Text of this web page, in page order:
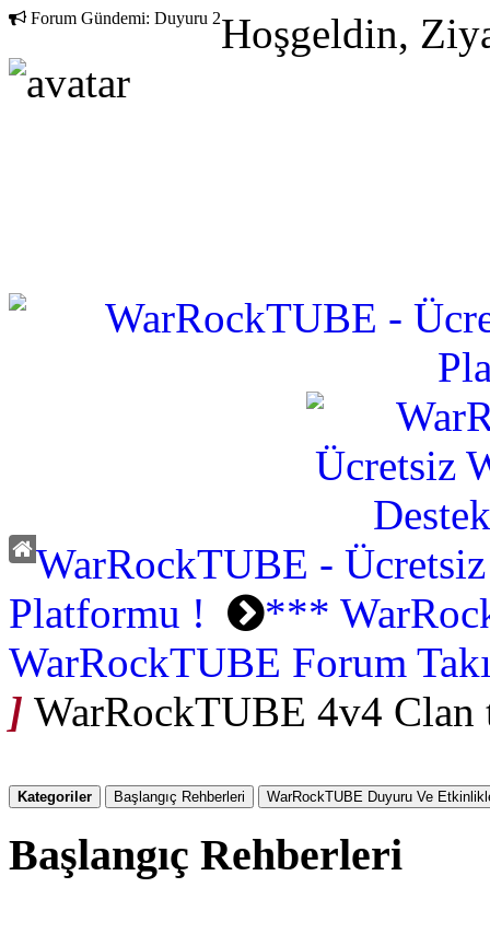
Forum Gündemi: Duyuru 2Hoşgeldin,
WarRockTUBE -
Platformu !
***
WarRockTUBE Forum
] WarRockTUBE 4v4 Clan
Kategoriler Başlangıç Rehberleri WarRockTUBE Duyuru Ve
Başlangıç Rehberleri